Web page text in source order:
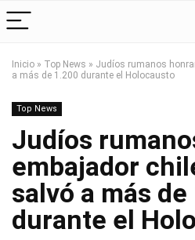
Inicio » Top News » Judíos rumanos
a más de 1.200 durante el Holocausto
Top News
Judíos
embajador
salvó a más
durante el